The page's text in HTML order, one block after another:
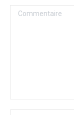
Commentaire